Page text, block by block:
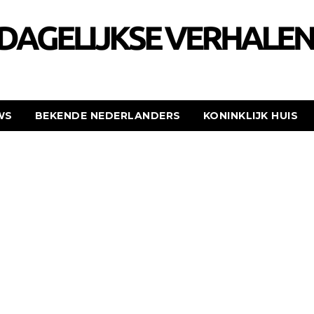
BEKENDE NEDERLANDERS KONINKLIJK HUIS